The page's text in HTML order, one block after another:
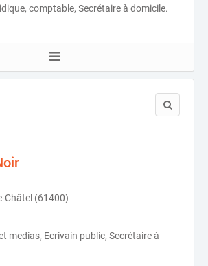
comptable, Secrétaire à domicile.
Châtel (61400)
medias, Ecrivain public, Secrétaire à